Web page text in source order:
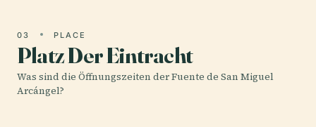
03 PLACE
Platz Der Eintracht
Was sind die Öffnungszeiten der Fuente de San Miguel
Arcángel?